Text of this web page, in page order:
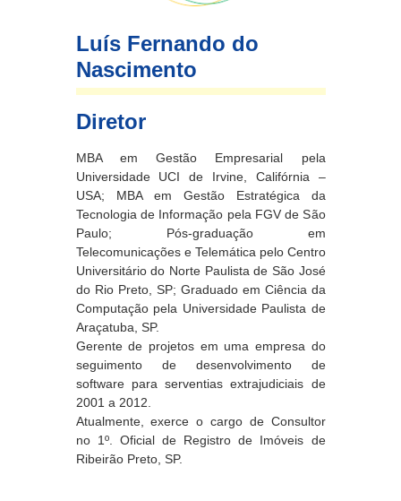
Luís Fernando do
Nascimento
Diretor
MBA em Gestão Empresarial pela
Universidade UCI de Irvine, Califórnia –
USA; MBA em Gestão Estratégica da
Tecnologia de Informação pela FGV de São
Paulo; Pós-graduação em
Telecomunicações e Telemática pelo Centro
Universitário do Norte Paulista de São José
do Rio Preto, SP; Graduado em Ciência da
Computação pela Universidade Paulista de
Araçatuba, SP.
Gerente de projetos em uma empresa do
seguimento de desenvolvimento de
software para serventias extrajudiciais de
2001 a 2012.
Atualmente, exerce o cargo de Consultor
no 1º. Oficial de Registro de Imóveis de
Ribeirão Preto, SP.